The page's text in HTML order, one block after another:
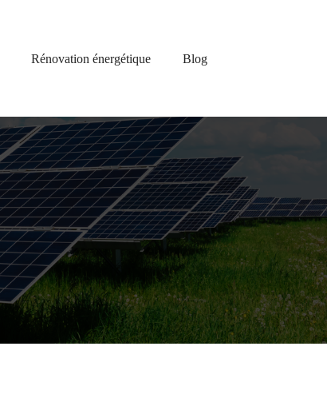
Rénovation énergétique Blog